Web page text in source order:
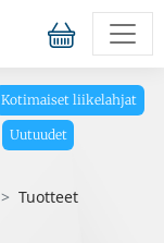
Kotimaiset liikelahjat
Uutuudet
Tuotteet